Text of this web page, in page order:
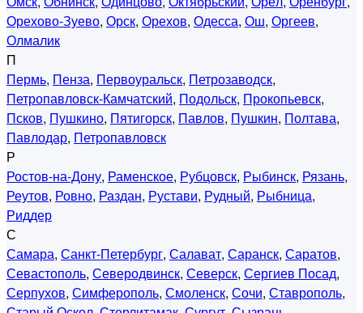
Орехово-Зуево, Орск, Орехов, Одесса, Ош, Оргеев,
Олмалик
П
Пермь, Пенза, Первоуральск, Петрозаводск,
Петропавловск-Камчатский, Подольск, Прокопьевск,
Псков, Пушкино, Пятигорск, Павлов, Пушкин, Полтава,
Павлодар, Петропавловск
Р
Ростов-на-Дону, Раменское, Рубцовск, Рыбинск, Рязань,
Реутов, Ровно, Раздан, Рустави, Рудный, Рыбница,
Риддер
С
Самара, Санкт-Петербург, Салават, Саранск, Саратов,
Севастополь, Северодвинск, Северск, Сергиев Посад,
Серпухов, Симферополь, Смоленск, Сочи, Ставрополь,